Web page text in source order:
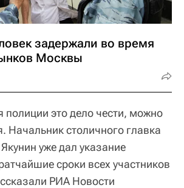
задержали во время
Москвы
полиции это дело чести, можно
Начальник столичного главка
уже дал указание
сроки всех участников
РИА Новости